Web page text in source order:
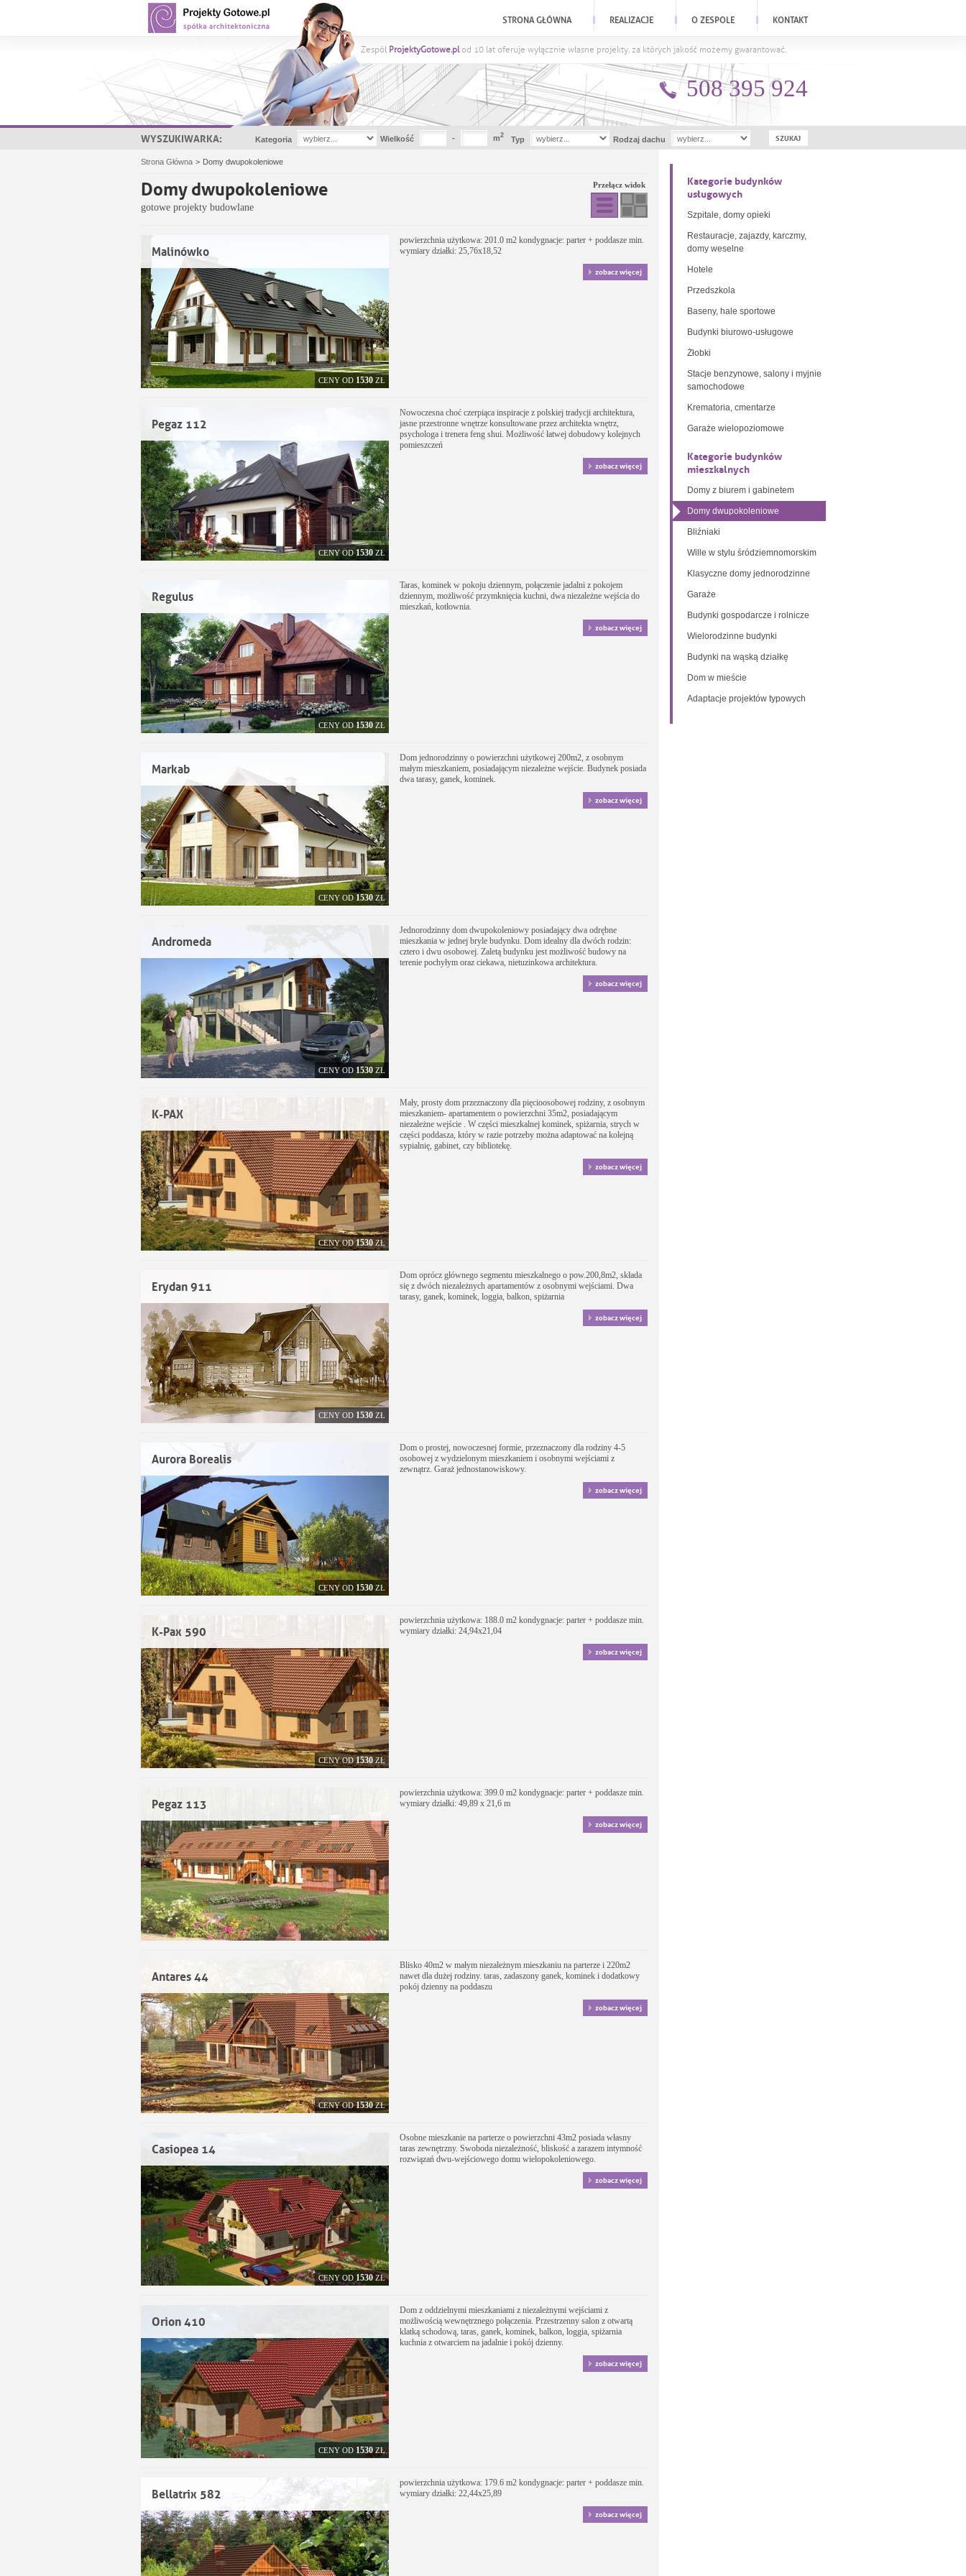
STRONA GŁÓWNA REALIZACJE O ZESPOLE KONTAKT
Zespół ProjektyGotowe.plod 10 lat oferuje wyłącznie własne projekty, za których jakość możemy gwarantować.
508 395 924
WYSZUKIWARKA: Kategoria Wielkość - m2 Typ Rodzaj dachu
Strona Główna > Domy dwupokoleniowe
Przełącz widok
Domy dwupokoleniowe
gotowe projekty budowlane
Malinówko
CENY OD 1530ZŁ
powierzchnia użytkowa: 201.0 m2 kondygnacje: parter + poddasze min.
wymiary działki: 25,76x18,52
zobacz więcej
Pegaz 112
CENY OD1530ZŁ
Nowoczesna choć czerpiąca inspiracje z polskiej tradycji architektura,
jasne przestronne wnętrze konsultowane przez architekta wnętrz,
psychologa i trenera feng shui. Możliwość łatwej dobudowy kolejnych
pomieszczeń
zobacz więcej
Regulus
CENY OD1530ZŁ
Taras, kominek w pokoju dziennym, połączenie jadalni z pokojem
dziennym, możliwość przymknięcia kuchni, dwa niezależne wejścia do
mieszkań, kotłownia.
zobacz więcej
Markab
CENY OD 1530ZŁ
Dom jednorodzinny o powierzchni użytkowej 200m2, z osobnym
małym mieszkaniem, posiadającym niezależne wejście. Budynek posiada
dwa tarasy, ganek, kominek.
zobacz więcej
Andromeda
CENY OD 1530ZŁ
Jednorodzinny dom dwupokoleniowy posiadający dwa odrębne
mieszkania w jednej bryle budynku. Dom idealny dla dwóch rodzin:
cztero i dwu osobowej. Zaletą budynku jest możliwość budowy na
terenie pochyłym oraz ciekawa, nietuzinkowa architektura.
zobacz więcej
K-PAX
CENY OD1530ZŁ
Mały, prosty dom przeznaczony dla pięcioosobowej rodziny, z osobnym
mieszkaniem- apartamentem o powierzchni 35m2, posiadającym
niezależne wejście . W części mieszkalnej kominek, spiżarnia, strych w
części poddasza, który w razie potrzeby można adaptować na kolejną
sypialnię, gabinet, czy bibliotekę.
zobacz więcej
Erydan 911
CENY OD 1530ZŁ
Dom oprócz głównego segmentu mieszkalnego o pow.200,8m2, składa
się z dwóch niezależnych apartamentów z osobnymi wejściami. Dwa
tarasy, ganek, kominek, loggia, balkon, spiżarnia
zobacz więcej
Aurora Borealis
CENY OD 1530ZŁ
Dom o prostej, nowoczesnej formie, przeznaczony dla rodziny 4-5
osobowej z wydzielonym mieszkaniem i osobnymi wejściami z
zewnątrz. Garaż jednostanowiskowy.
zobacz więcej
K-Pax 590
CENY OD1530ZŁ
powierzchnia użytkowa: 188.0 m2 kondygnacje: parter + poddasze min.
wymiary działki: 24,94x21,04
zobacz więcej
Pegaz 113
powierzchnia użytkowa: 399.0 m2 kondygnacje: parter + poddasze min.
wymiary działki: 49,89 x 21,6 m
zobacz więcej
Antares 44
CENY OD1530ZŁ
Blisko 40m2 w małym niezależnym mieszkaniu na parterze i 220m2
nawet dla dużej rodziny. taras, zadaszony ganek, kominek i dodatkowy
pokój dzienny na poddaszu
zobacz więcej
Casiopea 14
CENY OD 1530ZŁ
Osobne mieszkanie na parterze o powierzchni 43m2 posiada własny
taras zewnętrzny. Swoboda niezależność, bliskość a zarazem intymność
rozwiązań dwu-wejściowego domu wielopokoleniowego.
zobacz więcej
Orion 410
CENY OD 1530ZŁ
Dom z oddzielnymi mieszkaniami z niezależnymi wejściami z
możliwością wewnętrznego połączenia. Przestrzenny salon z otwartą
klatką schodową, taras, ganek, kominek, balkon, loggia, spiżarnia
kuchnia z otwarciem na jadalnie i pokój dzienny.
zobacz więcej
Bellatrix 582
powierzchnia użytkowa: 179.6 m2 kondygnacje: parter + poddasze min.
wymiary działki: 22,44x25,89
zobacz więcej
Kategorie budynków
usługowych
Szpitale, domy opieki
Restauracje, zajazdy, karczmy,
domy weselne
Hotele
Przedszkola
Baseny, hale sportowe
Budynki biurowo-usługowe
Żłobki
Stacje benzynowe, salony i myjnie
samochodowe
Krematoria, cmentarze
Garaże wielopoziomowe
Kategorie budynków
mieszkalnych
Domy z biurem i gabinetem
Domy dwupokoleniowe
Bliźniaki
Wille w stylu śródziemnomorskim
Klasyczne domy jednorodzinne
Garaże
Budynki gospodarcze i rolnicze
Wielorodzinne budynki
Budynki na wąską działkę
Dom w mieście
Adaptacje projektów typowych